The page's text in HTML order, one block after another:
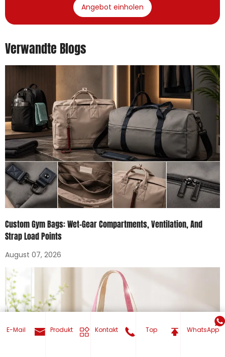
Angebot einholen
Verwandte Blogs
Custom Gym Bags: Wet-Gear Compartments, Ventilation, And
Strap Load Points
August 07, 2026
E-Mail Produkt Kontakt Top WhatsApp